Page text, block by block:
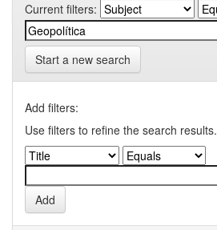
Current filters:
Start a new search
Add filters:
Use filters to refine the search results.